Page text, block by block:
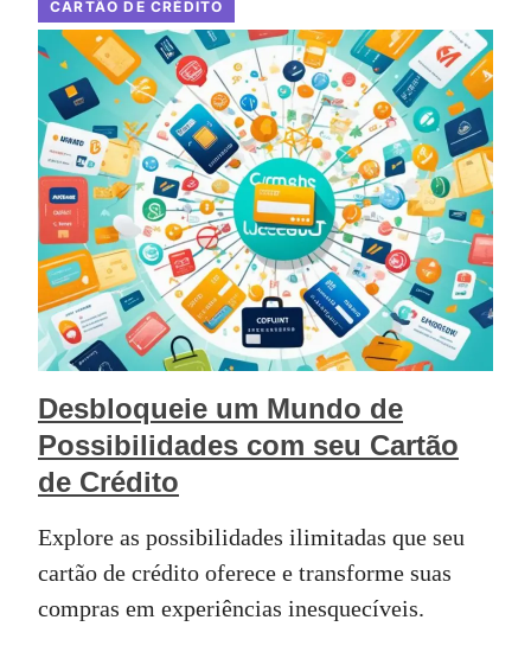
CARTÃO DE CRÉDITO
Desbloqueie um Mundo de
Possibilidades com seu Cartão
de Crédito
Explore as possibilidades ilimitadas que seu
cartão de crédito oferece e transforme suas
compras em experiências inesquecíveis.